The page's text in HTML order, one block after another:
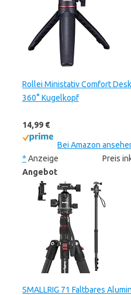
Rollei Ministativ Comfort
360° Kugelkopf
14,99 €
Bei Amazon
* Anzeige
Preis
Angebot
SMALLRIG 71 Faltbares